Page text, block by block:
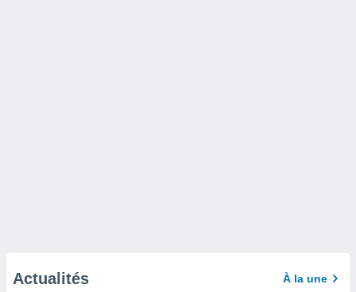
Actualités À la une